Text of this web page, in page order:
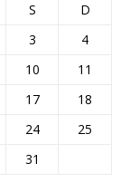
S
D
3
4
10
11
17
18
24
25
31